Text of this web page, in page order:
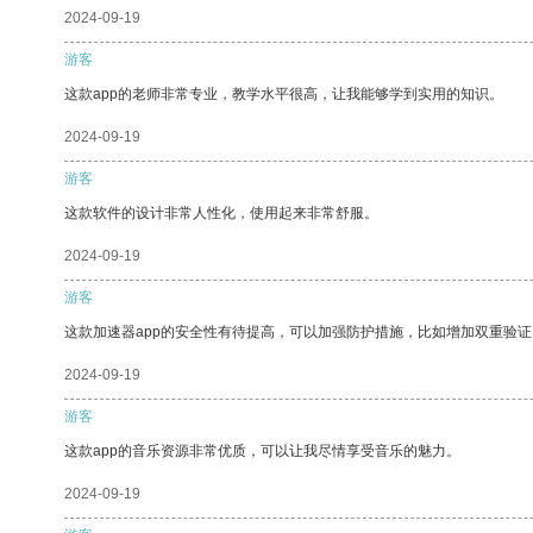
2024-09-19
游客
这款app的老师非常专业，教学水平很高，让我能够学到实用的知识。
2024-09-19
游客
这款软件的设计非常人性化，使用起来非常舒服。
2024-09-19
游客
这款加速器app的安全性有待提高，可以加强防护措施，比如增加双重验
2024-09-19
游客
这款app的音乐资源非常优质，可以让我尽情享受音乐的魅力。
2024-09-19